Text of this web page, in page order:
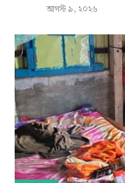
আগস্ট ৯, ২০২৬